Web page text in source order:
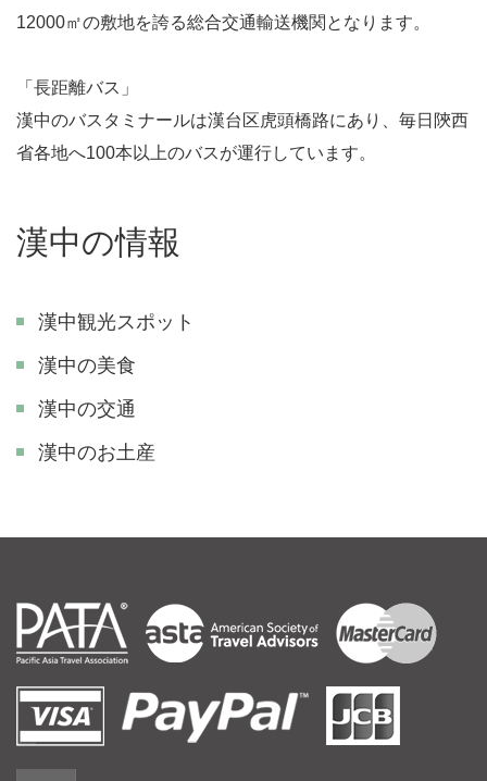
12000㎡の敷地を誇る総合交通輸送機関となります。
「長距離バス」
漢中のバスタミナールは漢台区虎頭橋路にあり、毎日陝西
省各地へ100本以上のバスが運行しています。
漢中の情報
漢中観光スポット
漢中の美食
漢中の交通
漢中のお土産